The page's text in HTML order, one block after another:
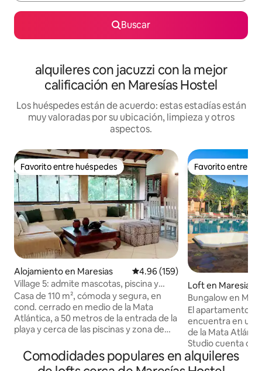
Buscar
alquileres con jacuzzi con la mejor
calificación en Maresías Hostel
Los huéspedes están de acuerdo: estas estadías están
muy valoradas por su ubicación, limpieza y otros
aspectos.
Favorito entre huéspedes
Favorito entre huéspedes
Alojamiento en Maresias Calificación promedio: 4.96 de
4.96 (159)
Village 5: admite mascotas, piscina y
gimnasio.
Casa de 110 m², cómoda y segura, en
cond. cerrado en medio de la Mata
Atlántica, a 50 metros de la entrada de la
playa y cerca de las piscinas y zona de
amplia sala de estar con vistas al bosque.
TV de 50", Sky y NetFlix. Wi-fi (250
Favorito entre
Favorito entre
Loft en Maresias
Bungalow en
(Cond. Mata Azul)
El apartamento
encuentra en un
de la Mata
Studio cuenta
horno, aire
(FUN HD 2021),
Comodidades populares en alquileres